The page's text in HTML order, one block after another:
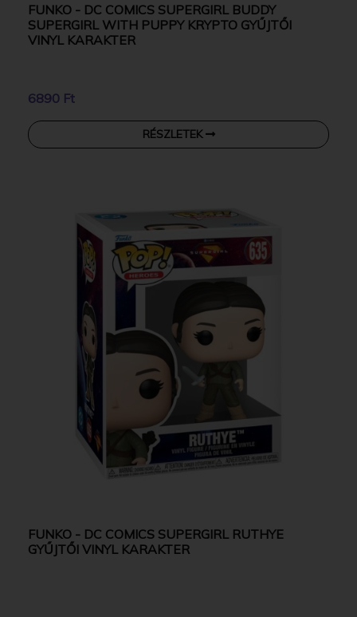
FUNKO - DC COMICS SUPERGIRL BUDDY
SUPERGIRL WITH PUPPY KRYPTO GYŰJTŐI
VINYL KARAKTER
6890 Ft
RÉSZLETEK
FUNKO - DC COMICS SUPERGIRL RUTHYE
GYŰJTŐI VINYL KARAKTER